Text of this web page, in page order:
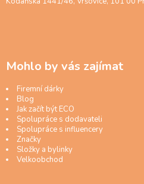
Mohlo by vás zajímat
Firemní dárky
Blog
Jak začít být ECO
Spolupráce s dodavateli
Spolupráce s influencery
Značky
Složky a bylinky
Velkoobchod